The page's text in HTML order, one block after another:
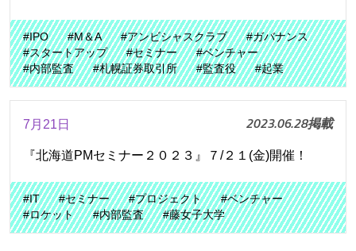
#IPO #M＆A #アンビシャスクラブ
#ガバナンス
#スタートアップ
#セミナー
#ベンチャー
#内部監査
#札幌証券取引所 #監査役 #起業
7月21日 2023.06.28掲載
『北海道PMセミナー２０２３』７/２１(金)開催！
#IT #セミナー #プロジェクト
#ベンチャー
#ロケット
#内部監査 #藤女子大学